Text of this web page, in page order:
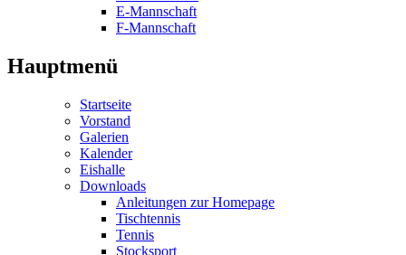
E-Mannschaft
F-Mannschaft
Hauptmenü
Startseite
Vorstand
Galerien
Kalender
Eishalle
Downloads
Anleitungen zur Homepage
Tischtennis
Tennis
Stocksport